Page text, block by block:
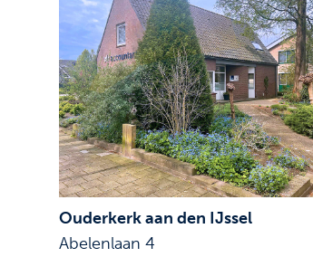
Ouderkerk aan den IJssel
Abelenlaan 4